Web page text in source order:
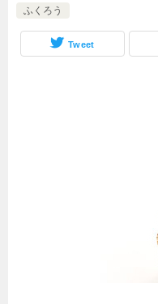
ふくろう
Tweet